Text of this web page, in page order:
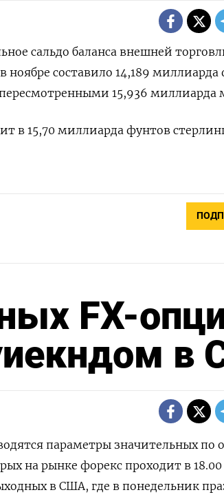
сальдо баланса внешней
составило 14,189 миллиарда
15,936 миллиарда
в 15,70 миллиарда фунтов
FX-
в
параметры значительных по
на рынке форекс проходит в
в США, где в понедельник